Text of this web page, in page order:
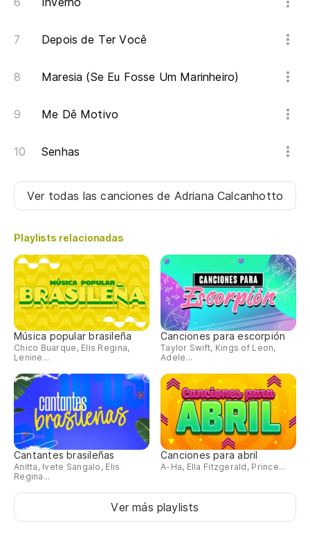
Depois de Ter Você
Maresia (Se Eu Fosse Um Marinheiro)
Me Dê Motivo
Senhas
Ver todas las cancionesde Adriana Calcanhotto
Playlists relacionadas
Música popular brasileña
Chico Buarque, Elis Regina,
Lenine...
Canciones para escorpión
Taylor Swift, Kings of Leon,
Adele...
Cantantes brasileñas
Anitta, Ivete Sangalo, Elis
Regina...
Canciones para abril
A-Ha, Ella Fitzgerald, Prince...
Ver más playlists